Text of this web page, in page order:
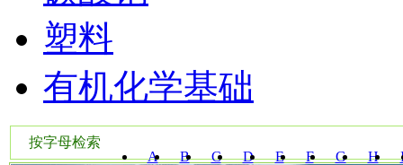
塑料
有机化学基础
按字母检索
A
B C D E F G H